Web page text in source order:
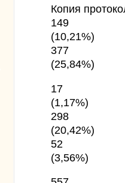
Копия
149
(10,21%)
377
(25,84%)
17
(1,17%)
298
(20,42%)
52
(3,56%)